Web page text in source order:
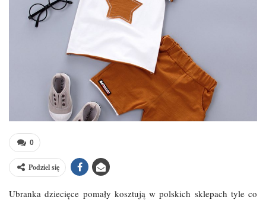
0
Podziel się
Ubranka dziecięce pomały kosztują w polskich sklepach tyle co